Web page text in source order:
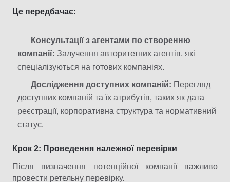
Це передбачає:
Консультації з агентами по створенню
компанії: Залучення авторитетних агентів, які
спеціалізуються на готових компаніях.
Дослідження доступних компаній: Перегляд
доступних компаній та їх атрибутів, таких як дата
реєстрації, корпоративна структура та нормативний
статус.
Крок 2: Проведення належної перевірки
Після визначення потенційної компанії важливо
провести ретельну перевірку.